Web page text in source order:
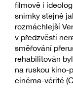
filmově i
snímky stejně
rozmáchlejší
v předzvěsti
směřování
rehabilitován
na ruskou kino-
cinéma-vérité